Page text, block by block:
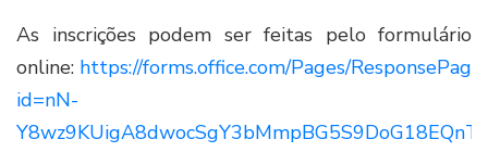
As inscrições podem ser feitas pelo formulário
online: https://forms.office.com/Pages/
id=nN-